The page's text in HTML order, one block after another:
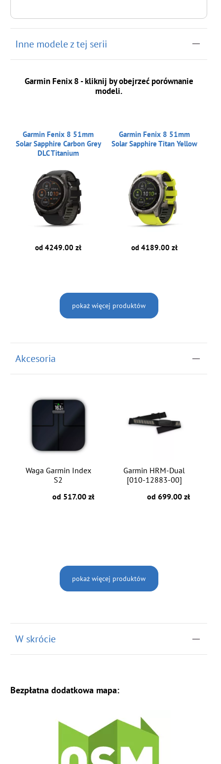
Inne modele z tej serii
Garmin Fenix 8 - kliknij by obejrzeć porównanie
modeli.
Garmin Fenix 8 51mm
Solar Sapphire Carbon Grey
DLC Titanium
od 4249.00 zł
Garmin Fenix 8 51mm
Solar Sapphire Titan Yellow
od 4189.00 zł
pokaż więcej produktów
Akcesoria
Waga Garmin Index
S2
od 517.00 zł
Garmin HRM-Dual
[010-12883-00]
od 699.00 zł
pokaż więcej produktów
W skrócie
Bezpłatna dodatkowa mapa: